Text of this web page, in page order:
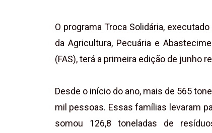
O programa Troca Solidária,
da Agricultura, Pecuária e
(FAS), terá a primeira edição de junho
Desde o início do ano, mais de 565
mil pessoas. Essas famílias levaram
somou 126,8 toneladas de